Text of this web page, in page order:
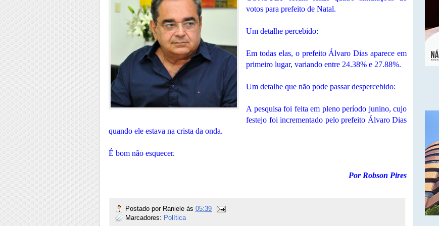
votos para prefeito de Natal.
Um detalhe percebido:
Em todas elas, o prefeito Álvaro Dias aparece em
primeiro lugar, variando entre 24.38% e 27.88%.
Um detalhe que não pode passar despercebido:
A pesquisa foi feita em pleno período junino, cujo
festejo foi incrementado pelo prefeito Álvaro Dias
quando ele estava na crista da onda.
É bom não esquecer.
Por Robson Pires
Postado por Raniele às 05:39
Marcadores: Política